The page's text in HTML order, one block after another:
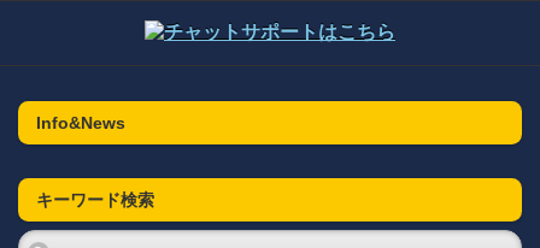
Info&News
キーワード検索